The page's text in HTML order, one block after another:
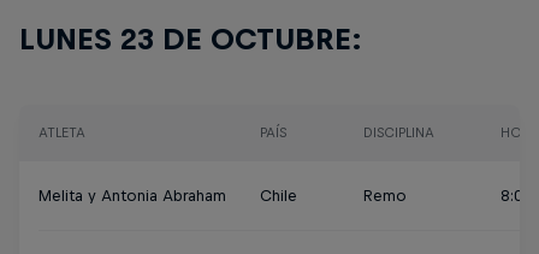
LUNES 23 DE OCTUBRE:
ATLETA PAÍS DISCIPLINA
Melita y Antonia Abraham Chile Remo 8:00